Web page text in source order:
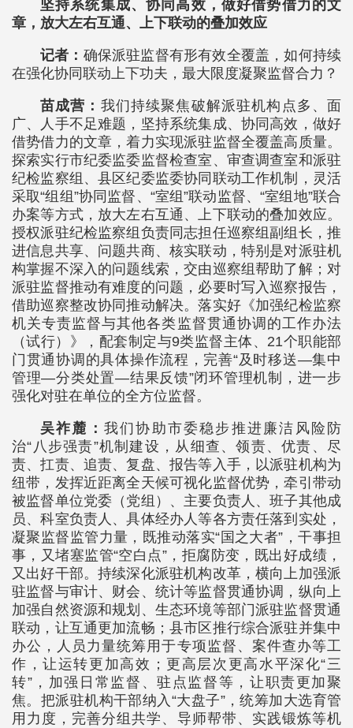
坚持系统集成、协同高效，做好借势借力的文
章，放大左右互通、上下联动的叠加效应
记者： 确保派驻监督有形有效全覆盖，如何持续
在强化协同联动上下功夫，最大限度凝聚监督合力？
苗成营： 我们持续聚焦破解派驻机构点多、面
广、人手不足难题，坚持系统集成、协同高效，做好
借势借力的文章，着力实现派驻监督全覆盖高质量。
探索实行市纪委监委监督检查室、审查调查室和派驻
纪检监察组、县区纪委监委协同联动工作机制，灵活
采取“组组”协同监督、“室组”联动监督、“室组地”联合
办案等方式，放大左右互通、上下联动的叠加效应。
授权派驻纪检监察组负责同志担任巡察组副组长，推
进信息共享、问题共商、核实联动，特别是对派驻机
构掌握不深入的问题线索，交由巡察组帮助了解；对
派驻监督推动有难度的问题，必要时写入巡察报告，
借助巡察整改协同推动解决。落实好《加强纪检监察
机关专责监督与其他各类监督贯通协调的工作办法
（试行）》，配套制定与9类监督主体、21个职能部
门贯通协调的具体操作流程，完善“及时移送—集中
管理—分类处置—结果反馈”闭环管理机制，进一步
强化对驻在单位的全方位监督。
吴祚麓： 我们协助市委稳步推进廉洁风险防
治“八步强责”机制建设，从细查、领责、优责、尽
责、扛责、追责、复盘、报告等入手，以派驻机构为
纽带，发挥近距离全天候可视化监督优势，牵引带动
被监督单位党委（党组）、主要负责人、班子其他成
员、科室负责人、具体经办人等各方责任落到实处，
凝聚监督监管力量，既推动落实“国之大者”，干事担
事，又堵塞监管“空白点”，拒腐防变，既出好成绩，
又出好干部。持续深化派驻机构改革，横向上加强派
驻监督与审计、财会、统计等监督贯通协调，纵向上
加强自然资源和规划、生态环境等部门派驻监督贯通
联动，让互通更加流畅；县市区推行综合派驻并集中
办公，人员力量统筹用于专项监督、案件查办等工
作，让运转更加高效；更高层次更高水平深化“三
转”，加强日常监督、驻点监督等，让职责更加聚
焦。把派驻机构干部纳入“大盘子”，统筹加大选育管
用力度，完善分组共学、导师帮带、实践锻炼等机